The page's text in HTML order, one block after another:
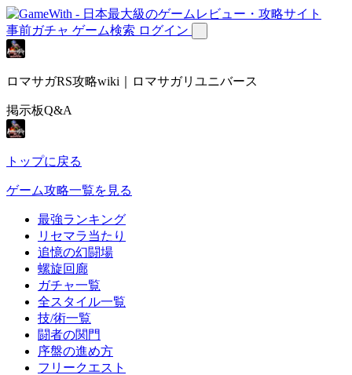
事前ガチャ ゲーム検索 ログイン
ロマサガRS攻略wiki｜ロマサガリユニバース
掲示板Q&A
トップに戻る
ゲーム攻略一覧を見る
最強ランキング
リセマラ当たり
追憶の幻闘場
螺旋回廊
ガチャ一覧
全スタイル一覧
技/術一覧
闘者の関門
序盤の進め方
フリークエスト